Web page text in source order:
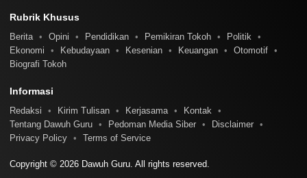
Rubrik Khusus
Berita Opini Pendidikan Pemikiran Tokoh
Politik
Ekonomi
Kebudayaan Kesenian Keuangan
Otomotif
Biografi Tokoh
Informasi
Redaksi Kirim Tulisan Kerjasama
Kontak
Tentang Dawuh Guru
Pedoman Media Siber
Disclaimer
Privacy Policy
Terms of Service
Copyright © 2026 Dawuh Guru. All rights reserved.